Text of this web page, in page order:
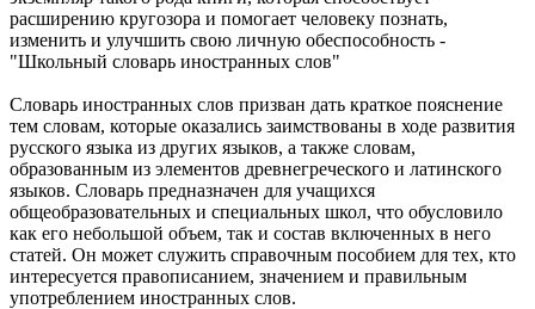
расширению кругозора и помогает человеку познать,
изменить и улучшить свою личную обеспособность -
"Школьный словарь иностранных слов"
Словарь иностранных слов призван дать краткое пояснение
тем словам, которые оказались заимствованы в ходе развития
русского языка из других языков, а также словам,
образованным из элементов древнегреческого и латинского
языков. Словарь предназначен для учащихся
общеобразовательных и специальных школ, что обусловило
как его небольшой объем, так и состав включенных в него
статей. Он может служить справочным пособием для тех, кто
интересуется правописанием, значением и правильным
употреблением иностранных слов.